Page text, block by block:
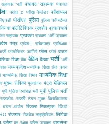
भर्ती पंचायत सहायक पंचायत
परीक्षा z परीक्षा कैलेंडर परीक्षाफल
पीएचडी पीसीएस पुलिस पुलिस कॉन्स्टेबल
पॉलीटेक्निक प्रदर्शन प्रधानचार्य
सहायक प्रवक्ता प्रवक्ता भर्ती प्रवक्ता
पत्र प्रवेश। प्रवेशपत्र प्रशिक्षक
फार्मासिस्ट फार्मेसी फीस फॉर्म बजट
शिक्षा बैंक बैंकिंग बैठक भर्ती भर्ती
मध्यप्रदेश मध्यमिक शिक्षा सेवा चयन
माध्यमिक शिक्षा विभाग माध्यमिक शिक्षा
मुख्य सेविका मूल्यांकन मेट्रो मेडिकल
यूपी पुलिस एसआई भर्ती यूपी पुलिस भर्ती
राजकीय राजर्षि टंडन मुक्त विश्वविद्यालय
चयन आयोग रिजल्ट रिजल्ट्स
रेडियो
रोजगार रोडवेज लाइब्रेरियन लिपिक
दरोगा वन रक्षक वरिष्ठ प्रवक्ता वायुसेना